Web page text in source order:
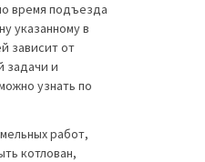
время подъезда
указанному в
зависит от
задачи и
узнать по
работ,
котлован,